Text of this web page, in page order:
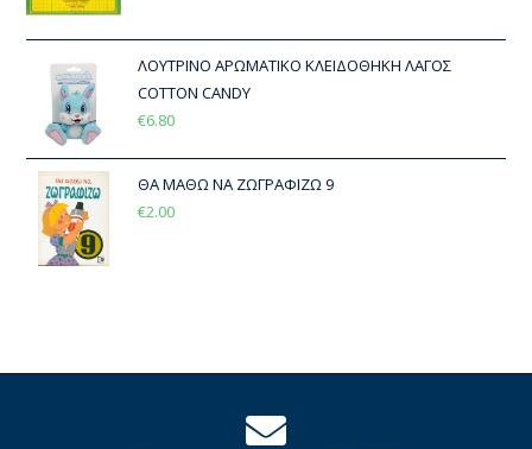
ΛΟΥΤΡΙΝΟ ΑΡΩΜΑΤΙΚΟ ΚΛΕΙΔΟΘΗΚΗ ΛΑΓΟΣ
COTTON CANDY
€6.80
ΘΑ ΜΑΘΩ ΝΑ ΖΩΓΡΑΦΙΖΩ 9
€2.00